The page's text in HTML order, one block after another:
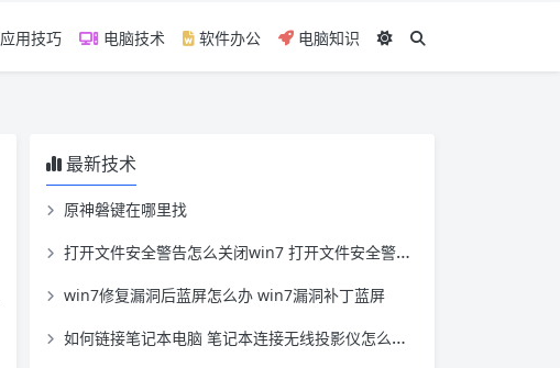
应用技巧 电脑技术 软件办公 电脑知识
最新技术
原神磐键在哪里找
打开文件安全警告怎么关闭win7 打开文件安全警告怎么关闭win11
win7修复漏洞后蓝屏怎么办 win7漏洞补丁蓝屏
如何链接笔记本电脑 笔记本连接无线投影仪怎么连接